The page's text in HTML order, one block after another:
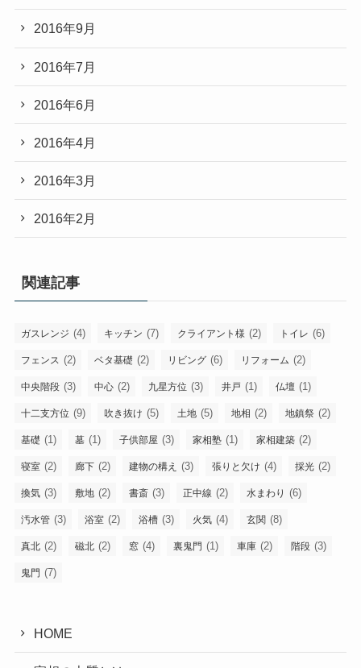
2016年9月
2016年7月
2016年6月
2016年4月
2016年3月
2016年2月
関連記事
ガスレンジ (4) キッチン (7) クライアント様 (2) トイレ (6)
フェンス (2) ベタ基礎 (2) リビング (6) リフォーム (2)
中央階段 (3) 中心 (2) 九星方位 (3) 井戸 (1) 仏壇 (1)
十二支方位 (9) 吹き抜け (5) 土地 (5) 地相 (2) 地鎮祭 (2)
基礎 (1) 墓 (1) 子供部屋 (3) 家相塾 (1) 家相建築 (2)
寝室 (2) 廊下 (2) 建物の構え (3) 張りと欠け (4) 採光 (2)
換気 (3) 敷地 (2) 書斎 (3) 正中線 (2) 水まわり (6)
汚水管 (3) 浴室 (2) 浴槽 (3) 火気 (4) 玄関 (8)
真北 (2) 磁北 (2) 窓 (4) 裏鬼門 (1) 車庫 (2) 階段 (3)
鬼門 (7)
HOME